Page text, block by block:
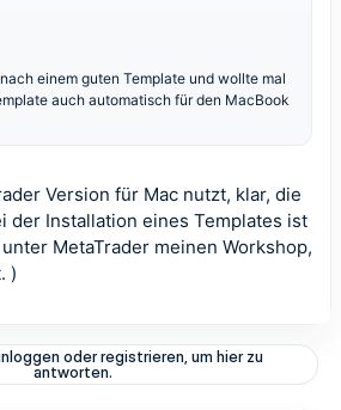
einem guten Template und wollte mal
auch automatisch für den MacBook
Version für Mac nutzt, klar, die
der Installation eines Templates ist
MetaTrader meinen Workshop,
)
oder registrieren, um hier zu
antworten.